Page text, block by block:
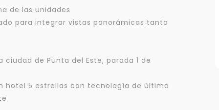
de las unidades
para integrar vistas panorámicas tanto
de Punta del Este, parada 1 de
hotel 5 estrellas con tecnología de última
Para responderte